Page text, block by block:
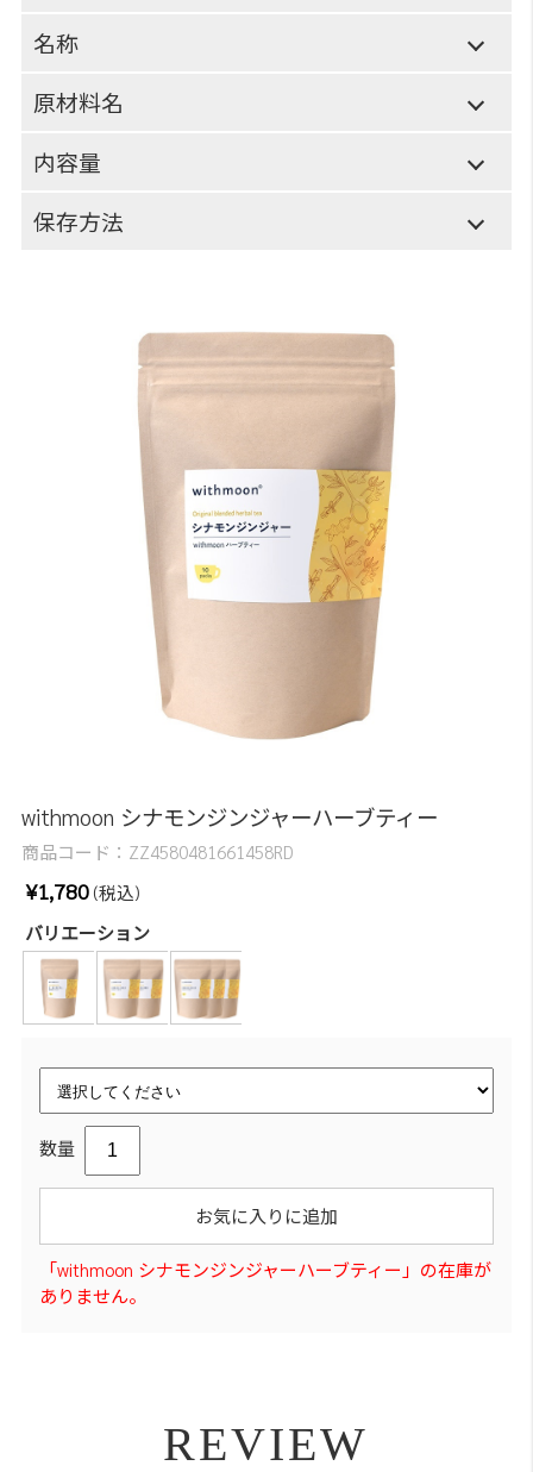
名称
原材料名
内容量
保存方法
withmoon シナモンジンジャーハーブティー
商品コード： ZZ4580481661458RD
¥1,780 (税込)
バリエーション
数量
お気に入りに追加
「withmoon シナモンジンジャーハーブティー」の在庫が
ありません。
REVIEW